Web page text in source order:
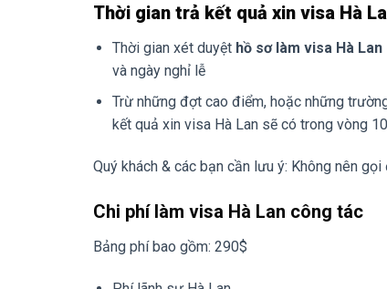
Thời gian trả kết quả xin visa Hà
Thời gian xét duyệt hồ sơ làm visa Hà
và ngày nghỉ lễ
Trừ những đợt cao điểm, hoặc những
kết quả xin visa Hà Lan sẽ có trong vòng
Quý khách & các bạn cần lưu ý: Không nên
Chi phí làm visa Hà Lan công tác
Bảng phí bao gồm: 290$